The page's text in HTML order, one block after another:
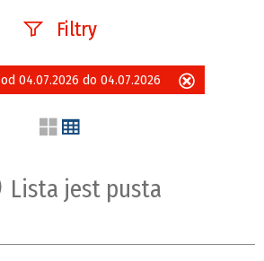
Filtry
Szukana fraza
od 04.07.2026 do 04.07.2026
Lista jest pusta